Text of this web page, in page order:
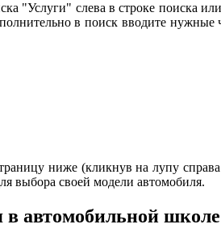
"Услуги" слева в строке поиска
в поиск вводите
ниже (кликнув на лупу
выбора своей модели автомобиля.
автомобильной школе